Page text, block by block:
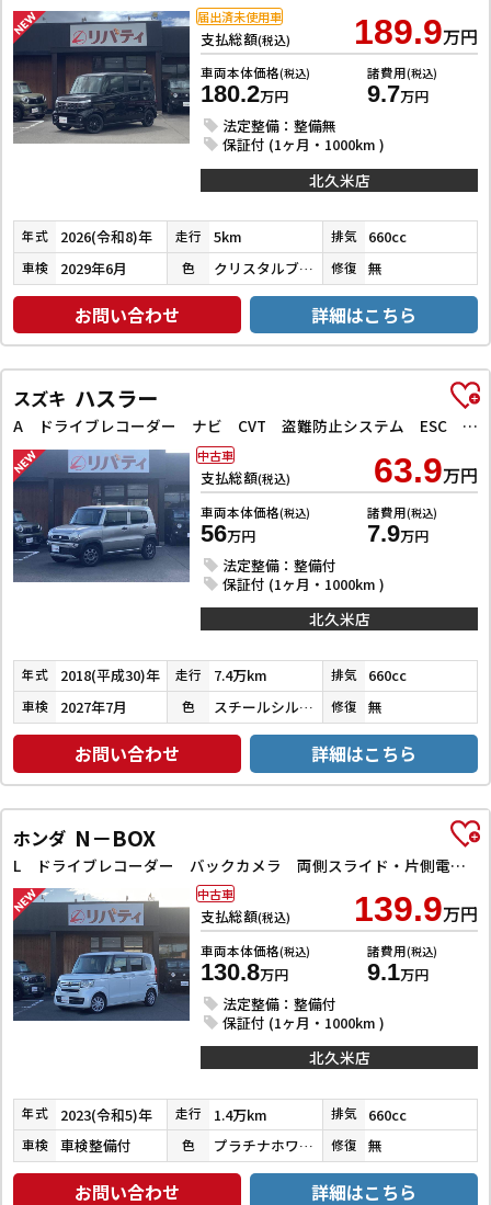
支払総額(税込) 189.9万円
車両本体価格(税込)
180.2万円
諸費用(税込)
9.7万円
法定整備：整備無
保証付 (1ヶ月・1000km )
届出済未使用車
北久米店
年式 2026(令和8)年 走行 5km 排気 660cc
車検 2029年6月 色 クリスタルブラックパール 修復 無
お問い合わせ 詳細はこちら
スズキ ハスラー
A ドライブレコーダー ナビ CVT 盗難防止システム ESC CD ミュージックプレイヤー接続可 Bluetooth エアコン パワーステアリング
支払総額(税込) 63.9万円
車両本体価格(税込)
56万円
諸費用(税込)
7.9万円
法定整備：整備付
保証付 (1ヶ月・1000km )
中古車
北久米店
年式 2018(平成30)年 走行 7.4万km 排気 660cc
車検 2027年7月 色 スチールシルバーメタリック 修復 無
お問い合わせ 詳細はこちら
ホンダ N－BOX
L ドライブレコーダー バックカメラ 両側スライド・片側電動 ナビ クリアランスソナー レーンアシスト 衝突被害軽減システム オートライト スマートキー アイドリングストップ 電動格納ミラー
支払総額(税込) 139.9万円
車両本体価格(税込)
130.8万円
諸費用(税込)
9.1万円
法定整備：整備付
保証付 (1ヶ月・1000km )
中古車
北久米店
年式 2023(令和5)年 走行 1.4万km 排気 660cc
車検 車検整備付 色 プラチナホワイトパール 修復 無
お問い合わせ 詳細はこちら